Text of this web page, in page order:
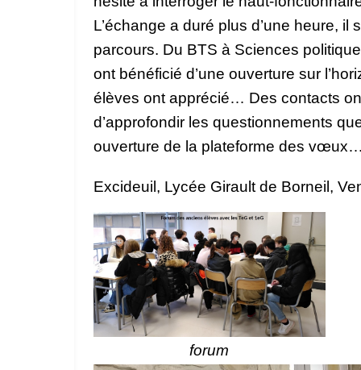
L’échange a duré plus d’une heure,
parcours. Du BTS à Sciences
ont bénéficié d’une ouverture sur
élèves ont apprécié… Des contacts
d’approfondir les questionnements
ouverture de la plateforme des
Excideuil, Lycée Girault de Borneil,
forum